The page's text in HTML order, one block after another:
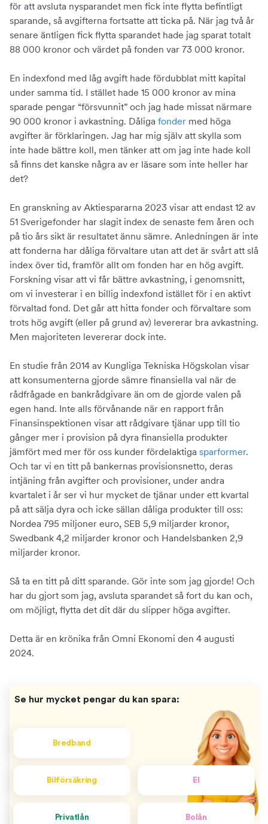
för att avsluta nysparandet men fick inte flytta befintligt
sparande, så avgifterna fortsatte att ticka på. När jag två år
senare äntligen fick flytta sparandet hade jag sparat totalt
88 000 kronor och värdet på fonden var 73 000 kronor.
En indexfond med låg avgift hade fördubblat mitt kapital
under samma tid. I stället hade 15 000 kronor av mina
sparade pengar “försvunnit” och jag hade missat närmare
90 000 kronor i avkastning. Dåliga fonder med höga
avgifter är förklaringen. Jag har mig själv att skylla som
inte hade bättre koll, men tänker att om jag inte hade koll
så finns det kanske några av er läsare som inte heller har
det?
En granskning av Aktiespararna 2023 visar att endast 12 av
51 Sverigefonder har slagit index de senaste fem åren och
på tio års sikt är resultatet ännu sämre. Anledningen är inte
att fonderna har dåliga förvaltare utan att det är svårt att slå
index över tid, framför allt om fonden har en hög avgift.
Forskning visar att vi får bättre avkastning, i genomsnitt,
om vi investerar i en billig indexfond istället för i en aktivt
förvaltad fond. Det går att hitta fonder och förvaltare som
trots hög avgift (eller på grund av) levererar bra avkastning.
Men majoriteten levererar dock inte.
En studie från 2014 av Kungliga Tekniska Högskolan visar
att konsumenterna gjorde sämre finansiella val när de
rådfrågade en bankrådgivare än om de gjorde valen på
egen hand. Inte alls förvånande när en rapport från
Finansinspektionen visar att rådgivare tjänar upp till tio
gånger mer i provision på dyra finansiella produkter
jämfört med mer för oss kunder fördelaktiga sparformer.
Och tar vi en titt på bankernas provisionsnetto, deras
intjäning från avgifter och provisioner, under andra
kvartalet i år ser vi hur mycket de tjänar under ett kvartal
på att sälja dyra och icke sällan dåliga produkter till oss:
Nordea 795 miljoner euro, SEB 5,9 miljarder kronor,
Swedbank 4,2 miljarder kronor och Handelsbanken 2,9
miljarder kronor.
Så ta en titt på ditt sparande. Gör inte som jag gjorde! Och
har du gjort som jag, avsluta sparandet så fort du kan och,
om möjligt, flytta det dit där du slipper höga avgifter.
Detta är en krönika från Omni Ekonomi den 4 augusti
2024.
Se hur mycket pengar du kan spara:
Bredband
Bilförsäkring El
Privatlån Bolån